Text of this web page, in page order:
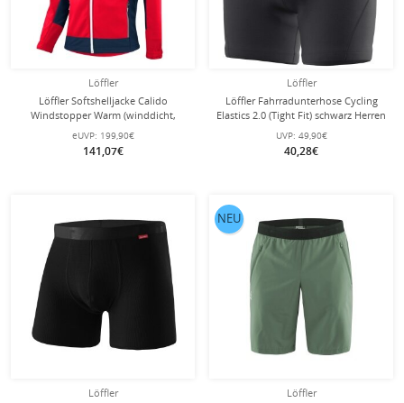
Löffler
Löffler Softshelljacke Calido
Windstopper Warm (winddicht,
warm und isolierend) rot Herren
eUVP: 199,90€
141,07€
Löffler
Löffler Fahrradunterhose Cycling
Elastics 2.0 (Tight Fit) schwarz Herren
UVP: 49,90€
40,28€
Löffler
Löffler
NEU